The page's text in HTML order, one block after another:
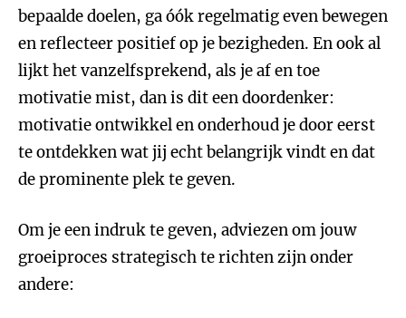
bepaalde doelen, ga óók regelmatig even bewegen
en reflecteer positief op je bezigheden. En ook al
lijkt het vanzelfsprekend, als je af en toe
motivatie mist, dan is dit een doordenker:
motivatie ontwikkel en onderhoud je door eerst
te ontdekken wat jij echt belangrijk vindt en dat
de prominente plek te geven.
Om je een indruk te geven, adviezen om jouw
groeiproces strategisch te richten zijn onder
andere: